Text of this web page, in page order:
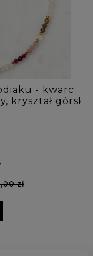
- kwarc
kryształ górski
zł